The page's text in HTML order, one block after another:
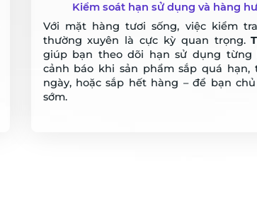
Quy trình nhập – bán – đổi trả rõ ràng,
Từ lúc hàng nhập vào, phần mềm đã
ràng. Khi bán ra, kiểm hàng, trả lại hay
– mọi thao tác đều gọn nhẹ, cập nhật
thực. Bạn sẽ biết chính xác từng lô
đâu, bán bao nhiêu, còn bao
không.